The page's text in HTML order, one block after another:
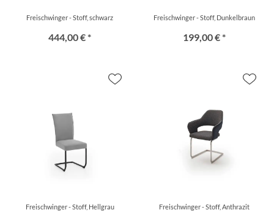
Freischwinger - Stoff, schwarz
444,00 € *
Freischwinger - Stoff, Dunkelbraun
199,00 € *
Freischwinger - Stoff, Hellgrau Freischwinger - Stoff, Anthrazit